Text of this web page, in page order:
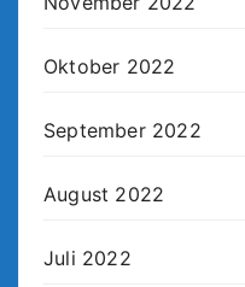
Oktober 2022
September 2022
August 2022
Juli 2022